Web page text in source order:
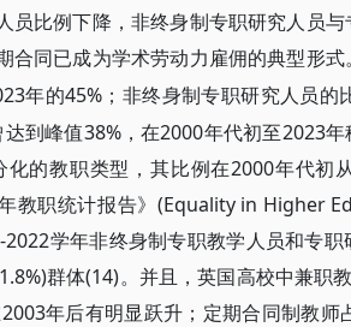
员比例下降，非终身制专职研究人员
合同已成为学术劳动力雇佣的典型形
年的45%；非终身制专职研究人员的
到峰值38%，在2000年代初至2023
的教职类型，其比例在2000年代初
教职统计报告》(Equality in Higher
学年非终身制专职教学人员和专
群体(14)。并且，英国高校中兼职
年后有明显跃升；定期合同制教师